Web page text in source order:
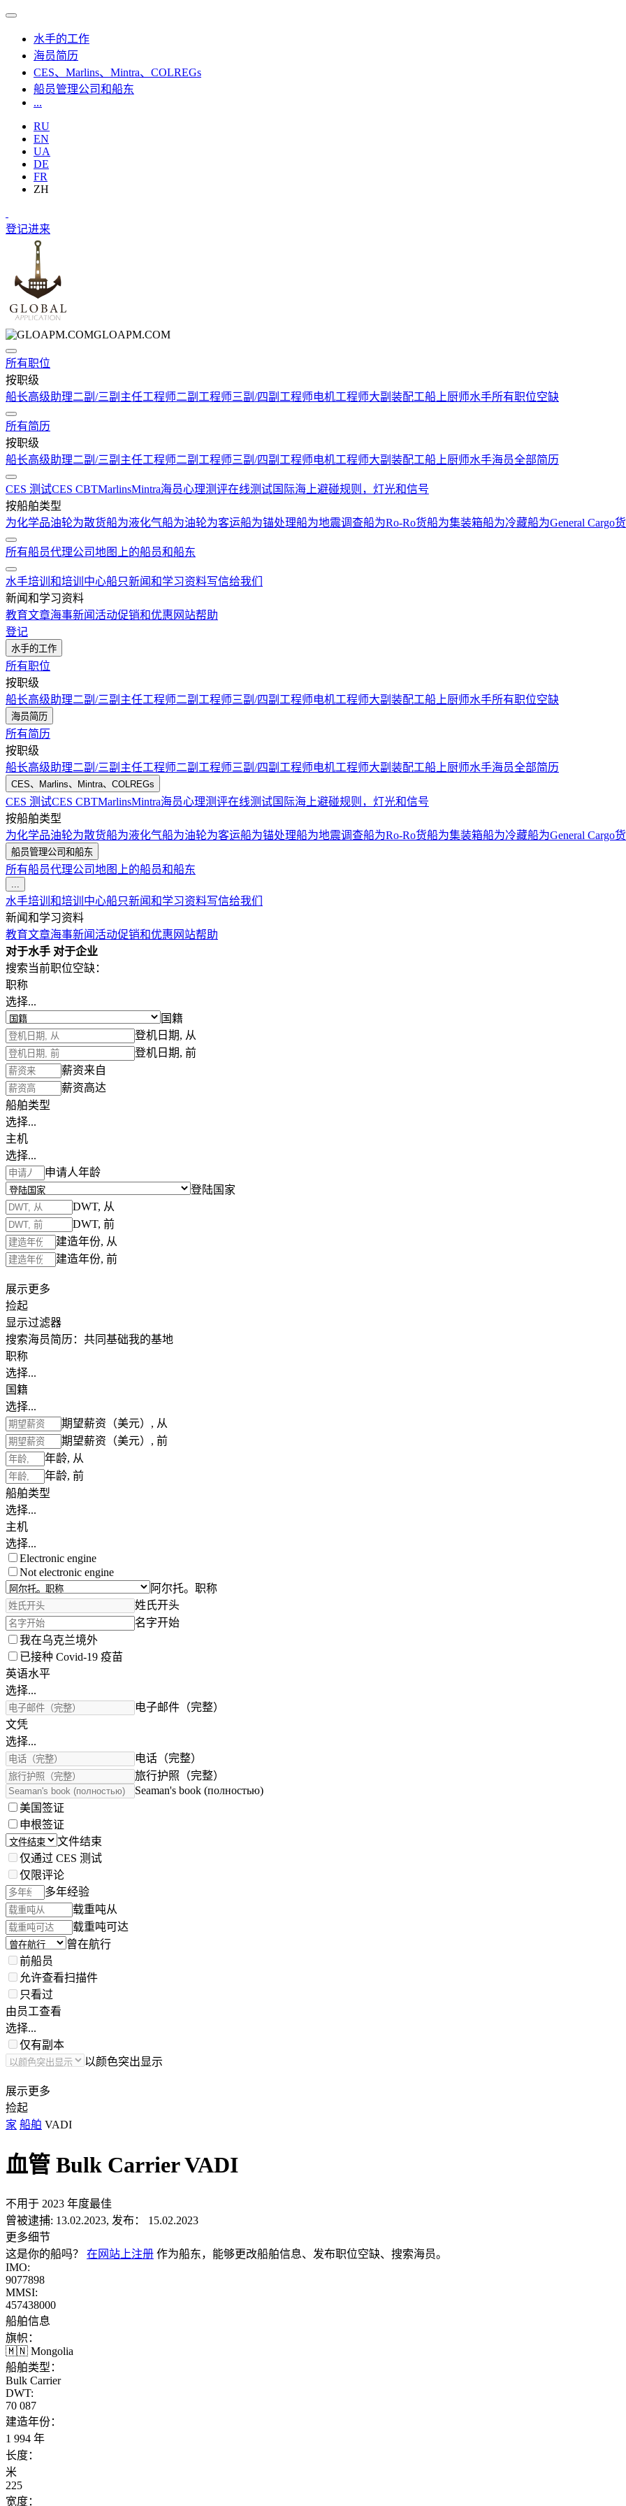
水手的工作
海员简历
CES、Marlins、Mintra、COLREGs
船员管理公司和船东
...
RU
EN
UA
DE
FR
ZH
登记进来
GLOAPM.COM
所有职位
按职级
船长高级助理二副/三副 主任工程师二副工程师三副/四副工程师电机工程师大副 装配工船上厨师水手所有职位空缺
所有简历
按职级
船长高级助理二副/三副 主任工程师二副工程师三副/四副工程师电机工程师大副 装配工船上厨师水手海员全部简历
CES 测试CES CBTMarlinsMintra海员心理测评在线测试国际海上避碰规则，灯光和信号
按船舶类型
为化学品油轮为散货船为液化气船为油轮为客运船为锚处理船为地震调查船为Ro-Ro货船为集装箱船为冷藏船为General Cargo
所有船员代理公司地图上的船员和船东
水手培训和培训中心船只新闻和学习资料写信给我们
新闻和学习资料
教育文章海事新闻活动促销和优惠 网站帮助
登记
水手的工作
所有职位
按职级
船长高级助理二副/三副 主任工程师二副工程师三副/四副工程师电机工程师大副 装配工船上厨师水手所有职位空缺
海员简历
所有简历
按职级
船长高级助理二副/三副 主任工程师二副工程师三副/四副工程师电机工程师大副 装配工船上厨师水手海员全部简历
CES、Marlins、Mintra、COLREGs
CES 测试CES CBTMarlinsMintra海员心理测评在线测试国际海上避碰规则，灯光和信号
按船舶类型
为化学品油轮为散货船为液化气船为油轮为客运船为锚处理船为地震调查船为Ro-Ro货船为集装箱船为冷藏船为General Cargo
船员管理公司和船东
所有船员代理公司地图上的船员和船东
...
水手培训和培训中心船只新闻和学习资料写信给我们
新闻和学习资料
教育文章海事新闻活动促销和优惠 网站帮助
对于水手 对于企业
搜索当前职位空缺：
职称
选择...
国籍
登机日期, 从
登机日期, 前
薪资来自
薪资高达
船舶类型
选择...
主机
选择...
申请人年龄
登陆国家
DWT, 从
DWT, 前
建造年份, 从
建造年份, 前
展示更多
捡起
显示过滤器
搜索海员简历： 共同基础我的基地
职称
选择...
国籍
选择...
期望薪资（美元）, 从
期望薪资（美元）, 前
年龄, 从
年龄, 前
船舶类型
选择...
主机
选择...
Electronic engine
Not electronic engine
阿尔托。职称
姓氏开头
名字开始
我在乌克兰境外
已接种 Covid-19 疫苗
英语水平
选择...
电子邮件（完整）
文凭
选择...
电话（完整）
旅行护照（完整）
Seaman's book (полностью)
美国签证
申根签证
文件结束
仅通过 CES 测试
仅限评论
多年经验
载重吨从
载重吨可达
曾在航行
前船员
允许查看扫描件
只看过
由员工查看
选择...
仅有副本
以颜色突出显示
展示更多
捡起
家 船舶 VADI
血管 Bulk CarrierVADI
不用于 2023 年度最佳
曾被逮捕: 13.02.2023, 发布： 15.02.2023
更多细节
这是你的船吗？ 在网站上注册 作为船东，能够更改船舶信息、发布职位空缺、搜索海员。
IMO:
9077898
MMSI:
457438000
船舶信息
旗帜：
🇲🇳 Mongolia
船舶类型：
Bulk Carrier
DWT:
70 087
建造年份：
1 994 年
长度：
米
225
宽度：